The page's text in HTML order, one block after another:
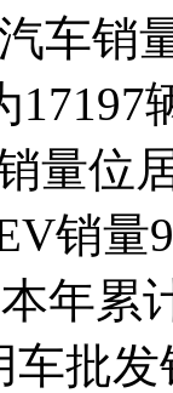
车销
17197
量位
销
年累
车批发